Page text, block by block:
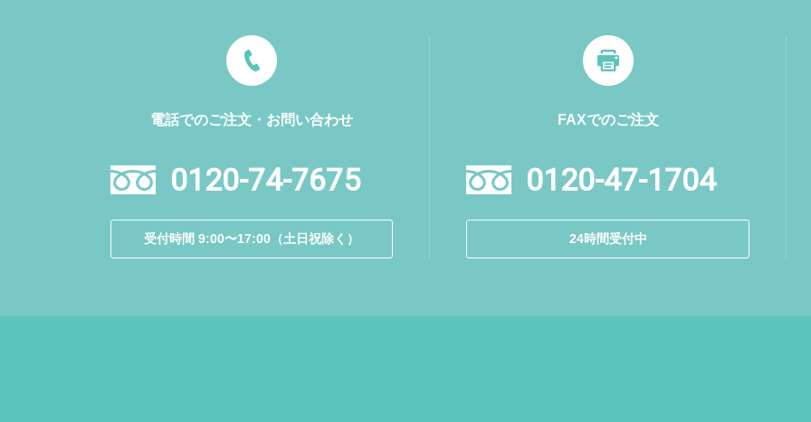
電話でのご注文・お問い合わせ
0120-74-7675
受付時間 9:00〜17:00（土日祝除く）
FAXでのご注文
0120-47-1704
24時間受付中